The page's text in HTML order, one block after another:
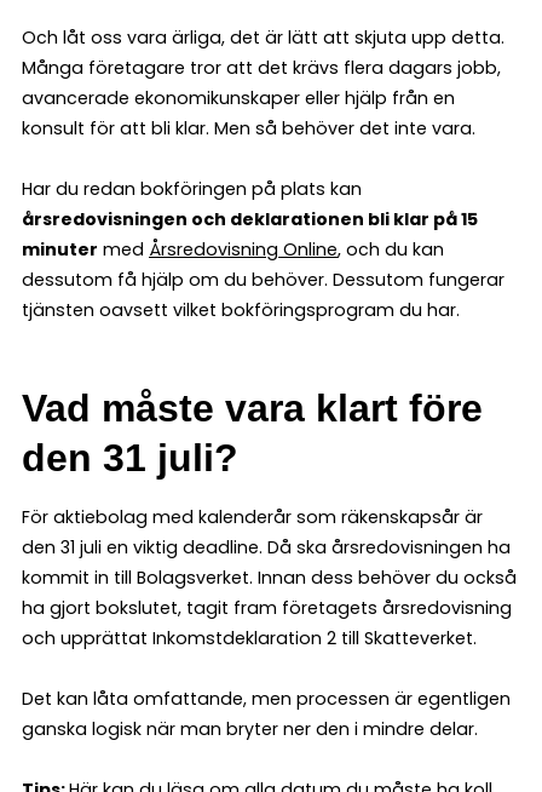
Och låt oss vara ärliga, det är lätt att skjuta upp detta.
Många företagare tror att det krävs flera dagars jobb,
avancerade ekonomikunskaper eller hjälp från en
konsult för att bli klar. Men så behöver det inte vara.
Har du redan bokföringen på plats kan
årsredovisningen och deklarationen bli klar på 15
minuter med Årsredovisning Online, och du kan
dessutom få hjälp om du behöver. Dessutom fungerar
tjänsten oavsett vilket bokföringsprogram du har.
Vad måste vara klart före
den 31 juli?
För aktiebolag med kalenderår som räkenskapsår är
den 31 juli en viktig deadline. Då ska årsredovisningen ha
kommit in till Bolagsverket. Innan dess behöver du också
ha gjort bokslutet, tagit fram företagets årsredovisning
och upprättat Inkomstdeklaration 2 till Skatteverket.
Det kan låta omfattande, men processen är egentligen
ganska logisk när man bryter ner den i mindre delar.